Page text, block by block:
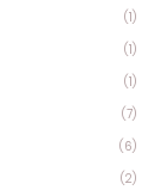
(1)
(1)
(1)
(7)
(6)
(2)